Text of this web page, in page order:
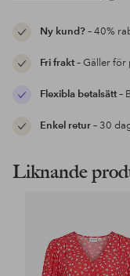
Ny kund?– 40%
Fri frakt– Gäller för
Flexibla betalsätt–
Enkel retur– 30
Liknande